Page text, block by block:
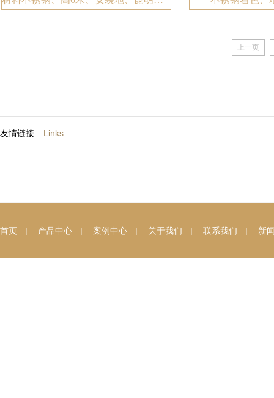
上一页
友情链接 Links
首页 | 产品中心 | 案例中心 | 关于我们 | 联系我们 | 新